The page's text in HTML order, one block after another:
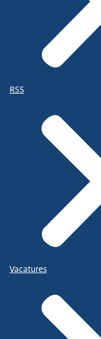
RSS
Vacatures